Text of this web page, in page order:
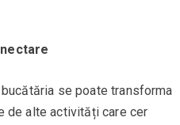
se poate transforma
de alte activități care cer